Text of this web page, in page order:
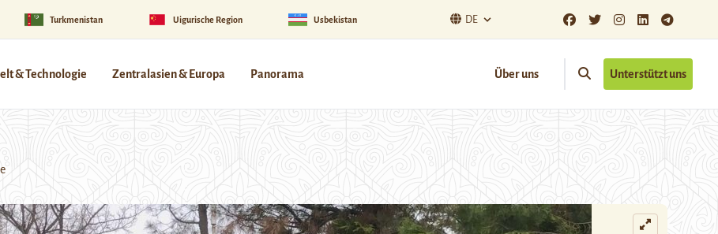
Turkmenistan Uigurische Region Usbekistan DE
& Technologie Zentralasien & Europa Panorama Über uns Unterstützt uns